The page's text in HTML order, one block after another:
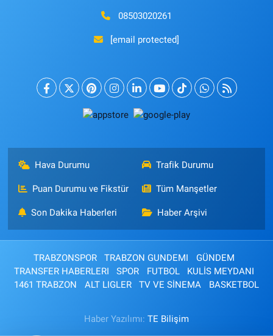
08503020261
[email protected]
Hava Durumu Trafik Durumu
Puan Durumu ve Fikstür Tüm Manşetler
Son Dakika Haberleri Haber Arşivi
TRABZONSPOR TRABZON GUNDEMI
GÜNDEM
TRANSFER HABERLERI
SPOR FUTBOL
KULİS MEYDANI
1461 TRABZON
ALT LIGLER TV VE SİNEMA BASKETBOL
Haber Yazılımı: TE Bilişim